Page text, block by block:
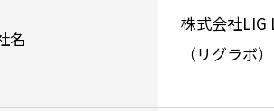
名
株式会社LIG
（リグラボ）